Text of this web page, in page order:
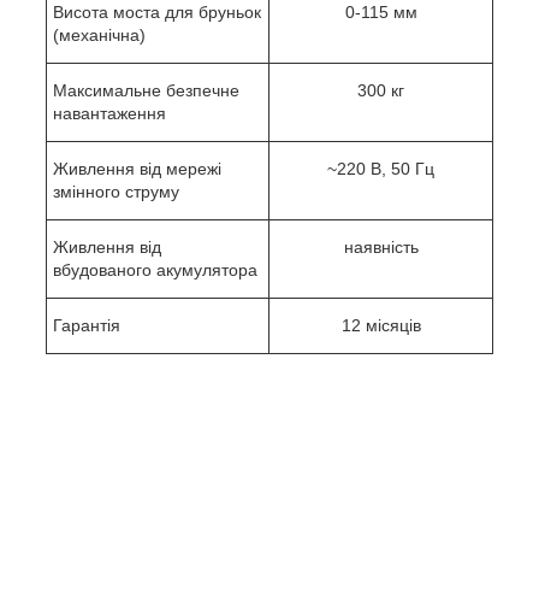
Висота моста для бруньок
(механічна)
0-115 мм
Максимальне безпечне
навантаження
300 кг
Живлення від мережі
змінного струму
~220 В, 50 Гц
Живлення від
вбудованого акумулятора
наявність
Гарантія 12 місяців